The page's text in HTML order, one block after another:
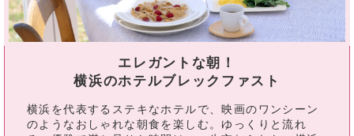
エレガントな朝！
横浜のホテルブレックファスト
横浜を代表するステキなホテルで、映画のワンシーン
のようなおしゃれな朝食を楽しむ。ゆっくりと流れ